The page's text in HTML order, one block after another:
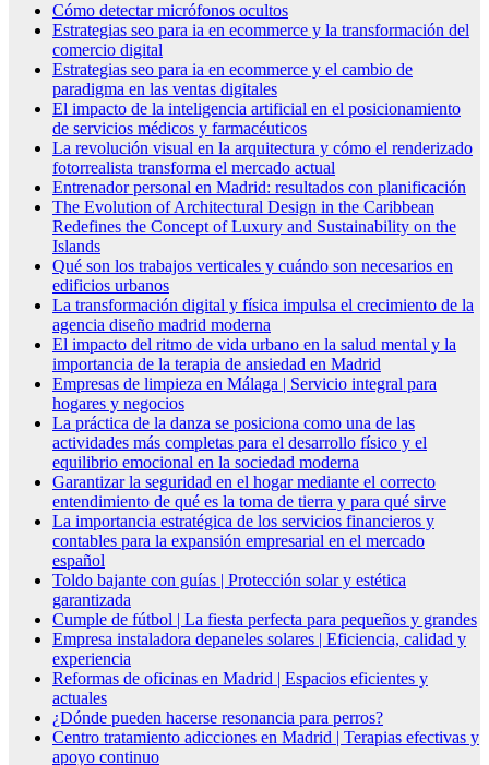
Cómo detectar micrófonos ocultos
Estrategias seo para ia en ecommerce y la transformación del
comercio digital
Estrategias seo para ia en ecommerce y el cambio de
paradigma en las ventas digitales
El impacto de la inteligencia artificial en el posicionamiento
de servicios médicos y farmacéuticos
La revolución visual en la arquitectura y cómo el renderizado
fotorrealista transforma el mercado actual
Entrenador personal en Madrid: resultados con planificación
The Evolution of Architectural Design in the Caribbean
Redefines the Concept of Luxury and Sustainability on the
Islands
Qué son los trabajos verticales y cuándo son necesarios en
edificios urbanos
La transformación digital y física impulsa el crecimiento de la
agencia diseño madrid moderna
El impacto del ritmo de vida urbano en la salud mental y la
importancia de la terapia de ansiedad en Madrid
Empresas de limpieza en Málaga | Servicio integral para
hogares y negocios
La práctica de la danza se posiciona como una de las
actividades más completas para el desarrollo físico y el
equilibrio emocional en la sociedad moderna
Garantizar la seguridad en el hogar mediante el correcto
entendimiento de qué es la toma de tierra y para qué sirve
La importancia estratégica de los servicios financieros y
contables para la expansión empresarial en el mercado
español
Toldo bajante con guías | Protección solar y estética
garantizada
Cumple de fútbol | La fiesta perfecta para pequeños y grandes
Empresa instaladora depaneles solares | Eficiencia, calidad y
experiencia
Reformas de oficinas en Madrid | Espacios eficientes y
actuales
¿Dónde pueden hacerse resonancia para perros?
Centro tratamiento adicciones en Madrid | Terapias efectivas y
apoyo continuo